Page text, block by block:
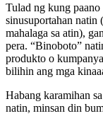
Tulad ng kung
sinusuportahan natin
mahalaga sa atin),
pera. “Binoboto”
produkto o
bilihin ang mga
Habang karamihan
natin, minsan din